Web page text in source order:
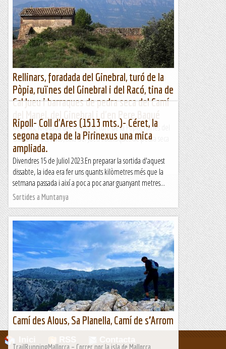
Rellinars, foradada del Ginebral, turó de la
Pòpia, ruïnes del Ginebral i del Racó, tina de
Cal Jueu i barraques de pedra seca del Camí
Rellinars, foradada del Ginebral, turó de la Pòpia, ruïnes del
Ginebral i del Racó, tina del Jueu i barraques de pedra seca
...
Muntanya
Ripoll- Coll d'Ares (1513 mts.)- Céret, la
segona etapa de la Pirinexus una mica
ampliada.
Divendres 15 de Juliol 2023.En preparar la sortida d'aquest
dissabte, la idea era fer uns quants kilòmetres més que la
setmana passada i així a poc a poc anar guanyant metres...
Sortides a Muntanya
Camí des Alous, Sa Planella, Camí de s’Arrom
TrailRunningMallorca – Correr por la isla de Mallorca